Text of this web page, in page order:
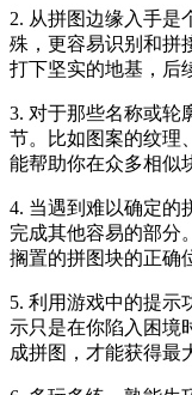
2. 从拼图边缘入手是
殊，更容易识别和拼
打下坚实的地基，后
3. 对于那些名称或轮
节。比如图案的纹理
能帮助你在众多相似
4. 当遇到难以确定的
完成其他容易的部分
搁置的拼图块的正确
5. 利用游戏中的提示
示只是在你陷入困境
成拼图，才能获得最